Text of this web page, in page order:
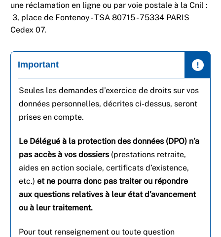
une réclamation en ligne ou par voie postale à la Cnil :
3, place de Fontenoy - TSA 80715 - 75334 PARIS
Cedex 07.
Important
Seules les demandes d’exercice de droits sur vos
données personnelles, décrites ci-dessus, seront
prises en compte.
Le Délégué à la protection des données (DPO) n’a
pas accès à vos dossiers (prestations retraite,
aides en action sociale, certificats d’existence,
etc.) et ne pourra donc pas traiter ou répondre
aux questions relatives à leur état d’avancement
ou à leur traitement.
Pour tout renseignement ou toute question